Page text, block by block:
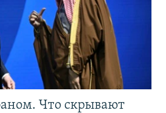
Что скрывают